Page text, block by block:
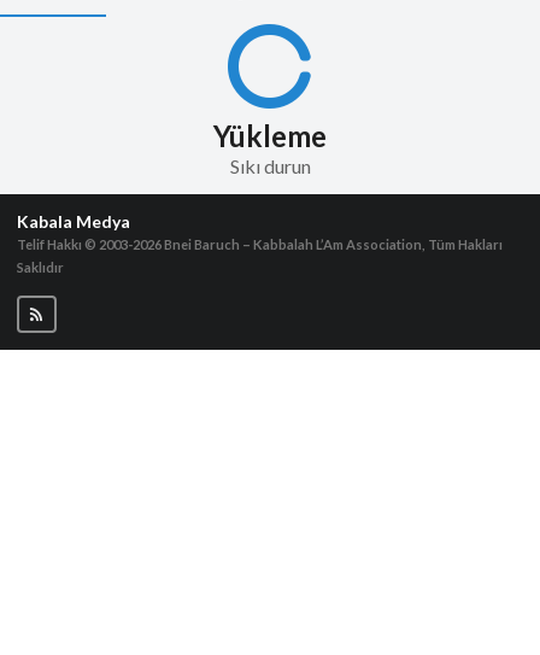
Yükleme
Sıkı durun
Kabala Medya
Telif Hakkı © 2003-2026Bnei Baruch – Kabbalah L’Am Association, Tüm Hakları
Saklıdır